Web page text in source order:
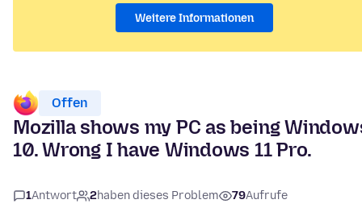
Weitere Informationen
Offen
Mozilla shows my PC as being
10. Wrong I have Windows 11 Pro.
1Antwort 2haben dieses Problem 79Aufrufe